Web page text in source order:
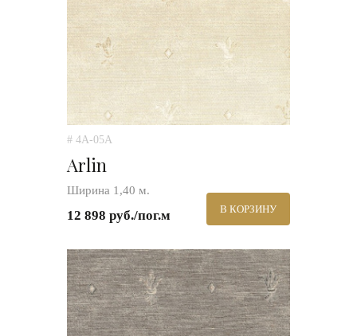
# 4A-05A
Arlin
Ширина 1,40 м.
12 898 руб./пог.м В КОРЗИНУ